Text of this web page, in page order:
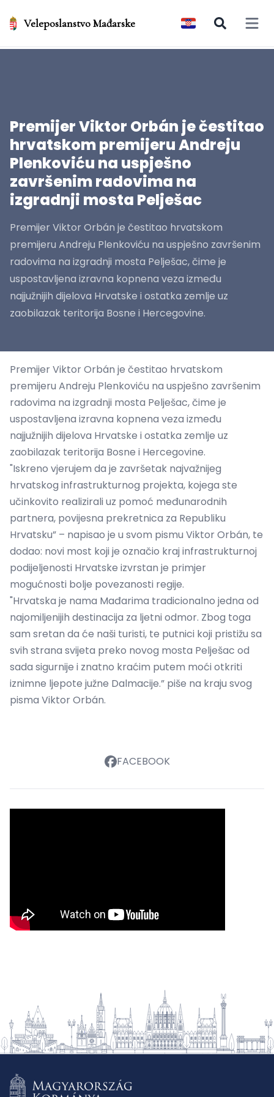
Veleposlanstvo Mađarske Open
Premijer Viktor Orbán je čestitao
hrvatskom premijeru Andreju
Plenkoviću na uspješno
završenim radovima na
izgradnji mosta Pelješac
Premijer Viktor Orbán je čestitao hrvatskom
premijeru Andreju Plenkoviću na uspješno završenim
radovima na izgradnji mosta Pelješac, čime je
uspostavljena izravna kopnena veza između
najjužnijih dijelova Hrvatske i ostatka zemlje uz
zaobilazak teritorija Bosne i Hercegovine.
Premijer Viktor Orbán je čestitao hrvatskom
premijeru Andreju Plenkoviću na uspješno završenim
radovima na izgradnji mosta Pelješac, čime je
uspostavljena izravna kopnena veza između
najjužnijih dijelova Hrvatske i ostatka zemlje uz
zaobilazak teritorija Bosne i Hercegovine.
"Iskreno vjerujem da je završetak najvažnijeg
hrvatskog infrastrukturnog projekta, kojega ste
učinkovito realizirali uz pomoć međunarodnih
partnera, povijesna prekretnica za Republiku
Hrvatsku” – napisao je u svom pismu Viktor Orbán, te
dodao: novi most koji je označio kraj infrastrukturnoj
podijeljenosti Hrvatske izvrstan je primjer
mogućnosti bolje povezanosti regije.
"Hrvatska je nama Mađarima tradicionalno jedna od
najomiljenijih destinacija za ljetni odmor. Zbog toga
sam sretan da će naši turisti, te putnici koji pristižu sa
svih strana svijeta preko novog mosta Pelješac od
sada sigurnije i znatno kraćim putem moći otkriti
iznimne ljepote južne Dalmacije.” piše na kraju svog
pisma Viktor Orbán.
FACEBOOK